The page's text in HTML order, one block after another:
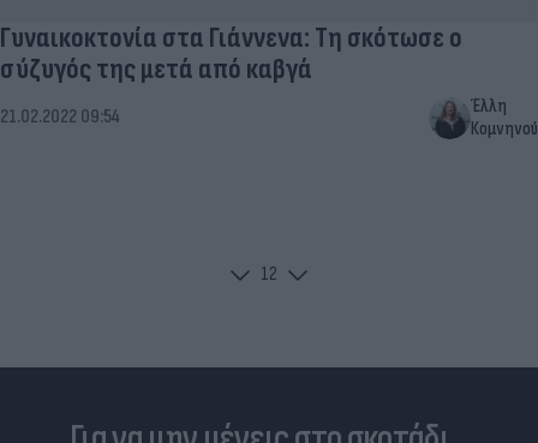
Γυναικοκτονία στα Γιάννενα: Τη σκότωσε ο
σύζυγός της μετά από καβγά
21.02.2022 09:54
Έλλη
Κομνηνού
12